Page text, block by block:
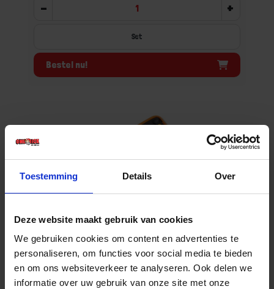
Toestemming Details Over
Deze website maakt gebruik van cookies
We gebruiken cookies om content en advertenties te
personaliseren, om functies voor social media te bieden
en om ons websiteverkeer te analyseren. Ook delen we
informatie over uw gebruik van onze site met onze
- +
Set
Bestel nu!
BETA Micro-schroevendraaierset
1257LPH/S8 8x
Niet op voorraad, levertijd 1 tot meerdere werkdagen
Gtin: 8014230758992,HGBE1257LPHS8